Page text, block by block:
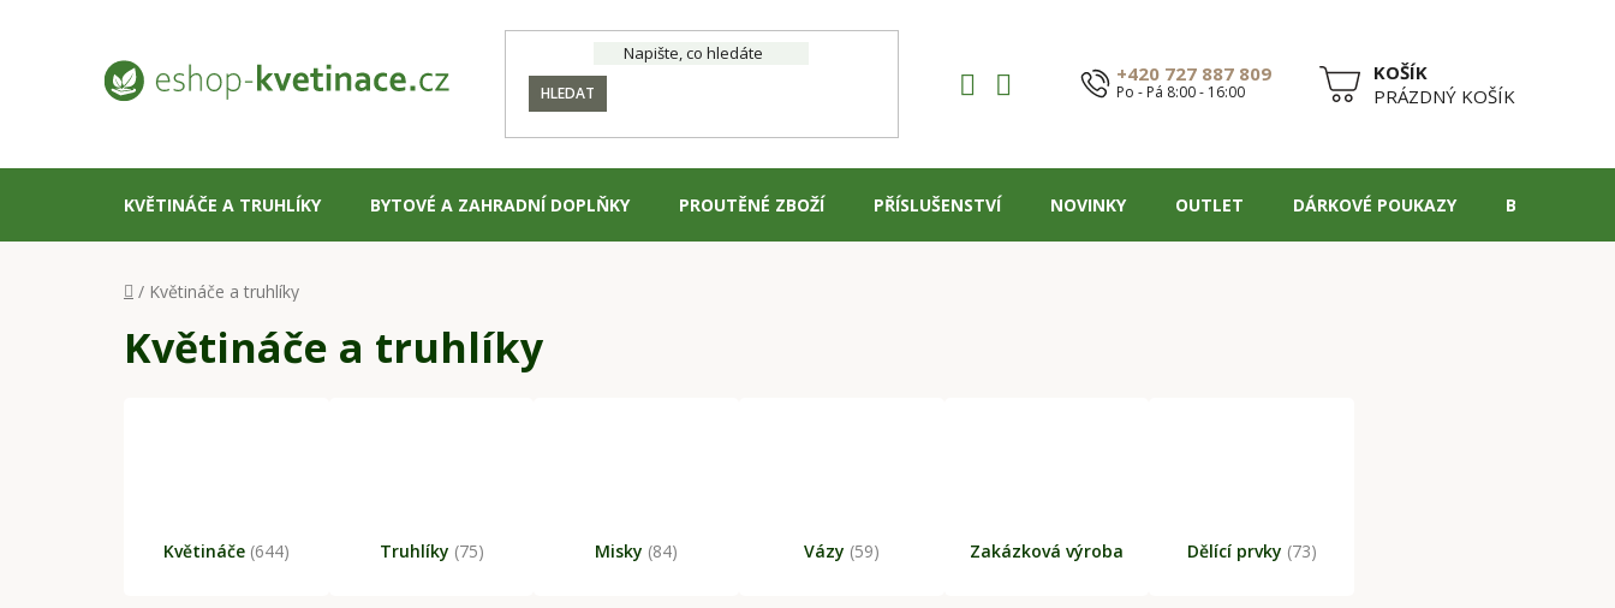
HLEDAT
+420 727 887 809
Po - Pá 8:00 - 16:00
NÁKUPNÍPRÁZDNÝ KOŠÍK
KVĚTINÁČE A TRUHLÍKY BYTOVÉ A ZAHRADNÍ DOPLŇKY PROUTĚNÉ ZBOŽÍ PŘÍSLUŠENSTVÍ NOVINKY OUTLET DÁRKOVÉ POUKAZY BLOG
Domů
/ Květináče a truhlíky
Květináče a truhlíky
Květináče (644) Truhlíky (75) Misky (84) Vázy (59) Zakázková výroba Dělící prvky (73)